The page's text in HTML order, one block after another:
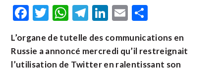
Facebook
Twitter
WhatsApp
Telegram
LinkedIn
Email
L’organe de tutelle des communications en
Russie a annoncé mercredi qu’il restreignait
l’utilisation de Twitter en ralentissant son